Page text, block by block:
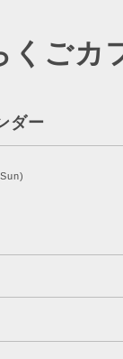
くごカ
ダー